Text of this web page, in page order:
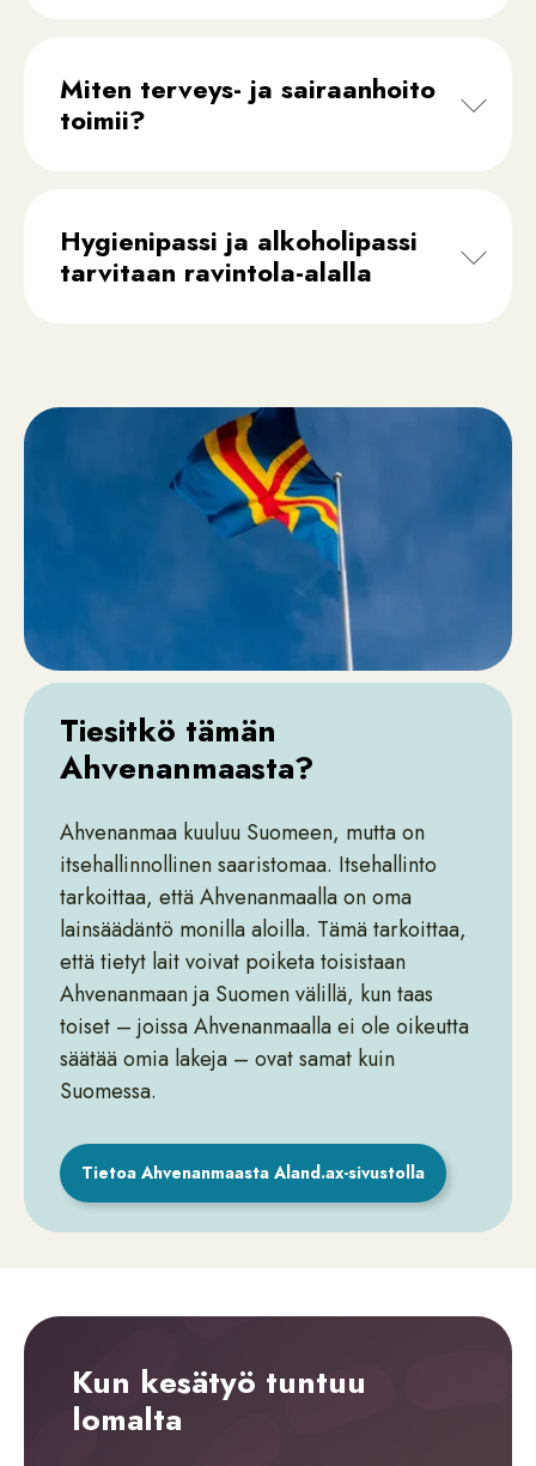
Miten terveys- ja sairaanhoito
toimii?
Hygienipassi ja alkoholipassi
tarvitaan ravintola-alalla
Tiesitkö tämän
Ahvenanmaasta?
Ahvenanmaa kuuluu Suomeen, mutta on
itsehallinnollinen saaristomaa. Itsehallinto
tarkoittaa, että Ahvenanmaalla on oma
lainsäädäntö monilla aloilla. Tämä tarkoittaa,
että tietyt lait voivat poiketa toisistaan
Ahvenanmaan ja Suomen välillä, kun taas
toiset – joissa Ahvenanmaalla ei ole oikeutta
säätää omia lakeja – ovat samat kuin
Suomessa.
Tietoa Ahvenanmaasta Aland.ax-sivustolla
Kun kesätyö tuntuu
lomalta